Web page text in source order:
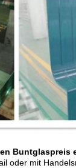
Buntglaspreis
oder mit